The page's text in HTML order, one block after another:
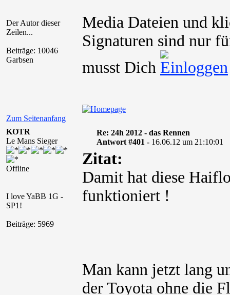
Der Autor dieser
Zeilen...
Beiträge: 10046
Garbsen
Media Dateien und
Signaturen sind nur
musst Dich
Zum Seitenanfang
KOTR
Le Mans Sieger
Offline
I love YaBB 1G -
SP1!
Beiträge: 5969
Re: 24h 2012 - das Rennen
Antwort #401 - 16.06.12 um 21:10:01
Zitat:
Damit hat diese
funktioniert !
Man kann jetzt lang
der Toyota ohne die